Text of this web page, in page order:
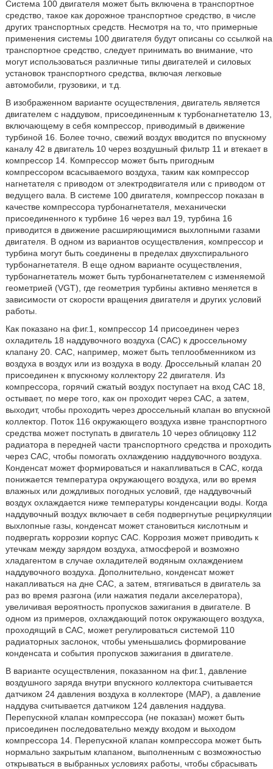
Система 100 двигателя может быть включена в транспортное
средство, такое как дорожное транспортное средство, в числе
других транспортных средств. Несмотря на то, что примерные
применения системы 100 двигателя будут описаны со ссылкой на
транспортное средство, следует принимать во внимание, что
могут использоваться различные типы двигателей и силовых
установок транспортного средства, включая легковые
автомобили, грузовики, и т.д.
В изображенном варианте осуществления, двигатель является
двигателем с наддувом, присоединенным к турбонагнетателю 13,
включающему в себя компрессор, приводимый в движение
турбиной 16. Более точно, свежий воздух вводится по впускному
каналу 42 в двигатель 10 через воздушный фильтр 11 и втекает в
компрессор 14. Компрессор может быть пригодным
компрессором всасываемого воздуха, таким как компрессор
нагнетателя с приводом от электродвигателя или с приводом от
ведущего вала. В системе 100 двигателя, компрессор показан в
качестве компрессора турбонагнетателя, механически
присоединенного к турбине 16 через вал 19, турбина 16
приводится в движение расширяющимися выхлопными газами
двигателя. В одном из вариантов осуществления, компрессор и
турбина могут быть соединены в пределах двухспирального
турбонагнетателя. В еще одном варианте осуществления,
турбонагнетатель может быть турбонагнетателем с изменяемой
геометрией (VGT), где геометрия турбины активно меняется в
зависимости от скорости вращения двигателя и других условий
работы.
Как показано на фиг.1, компрессор 14 присоединен через
охладитель 18 наддувочного воздуха (CAC) к дроссельному
клапану 20. CAC, например, может быть теплообменником из
воздуха в воздух или из воздуха в воду. Дроссельный клапан 20
присоединен к впускному коллектору 22 двигателя. Из
компрессора, горячий сжатый воздух поступает на вход CAC 18,
остывает, по мере того, как он проходит через CAC, а затем,
выходит, чтобы проходить через дроссельный клапан во впускной
коллектор. Поток 116 окружающего воздуха извне транспортного
средства может поступать в двигатель 10 через облицовку 112
радиатора в передней части транспортного средства и проходить
через CAC, чтобы помогать охлаждению наддувочного воздуха.
Конденсат может формироваться и накапливаться в CAC, когда
понижается температура окружающего воздуха, или во время
влажных или дождливых погодных условий, где наддувочный
воздух охлаждается ниже температуры конденсации воды. Когда
наддувочный воздух включает в себя подвергнутые рециркуляции
выхлопные газы, конденсат может становиться кислотным и
подвергать коррозии корпус CAC. Коррозия может приводить к
утечкам между зарядом воздуха, атмосферой и возможно
хладагентом в случае охладителей водяным охлаждением
наддувочного воздуха. Дополнительно, конденсат может
накапливаться на дне CAC, а затем, втягиваться в двигатель за
раз во время разгона (или нажатия педали акселератора),
увеличивая вероятность пропусков зажигания в двигателе. В
одном из примеров, охлаждающий поток окружающего воздуха,
проходящий в CAC, может регулироваться системой 110
радиаторных заслонок, чтобы уменьшались формирование
конденсата и события пропусков зажигания в двигателе.
В варианте осуществления, показанном на фиг.1, давление
воздушного заряда внутри впускного коллектора считывается
датчиком 24 давления воздуха в коллекторе (MAP), а давление
наддува считывается датчиком 124 давления наддува.
Перепускной клапан компрессора (не показан) может быть
присоединен последовательно между входом и выходом
компрессора 14. Перепускной клапан компрессора может быть
нормально закрытым клапаном, выполненным с возможностью
открываться в выбранных условиях работы, чтобы сбрасывать